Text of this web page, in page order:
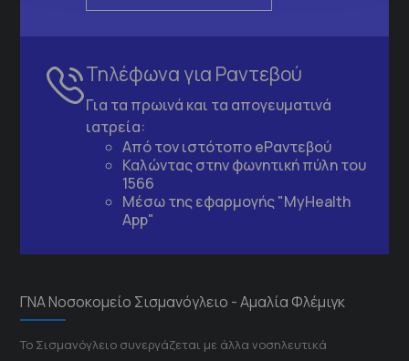
Τηλέφωνα για Ραντεβού
Για τα πρωινά και τα απογευματινά
ιατρεία:
Από τον ιστότοποeΡαντεβού
Καλώντας στην φωνητική πύλη του
1566
Μέσω της εφαρμογής "MyHealth
App"
ΓΝΑ Νοσοκομείο Σισμανόγλειο - Αμαλία Φλέμιγκ
Το Σισμανόγλειο συνεργάζεται με άλλα νοσηλευτικά